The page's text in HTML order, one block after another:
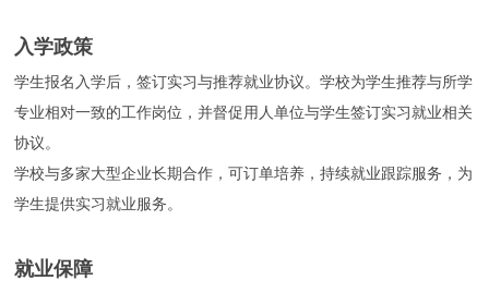
入学政策
学生报名入学后，签订实习与推荐就业协议。学校为学生推荐与所学
专业相对一致的工作岗位，并督促用人单位与学生签订实习就业相关
协议。
学校与多家大型企业长期合作，可订单培养，持续就业跟踪服务，为
学生提供实习就业服务。
就业保障